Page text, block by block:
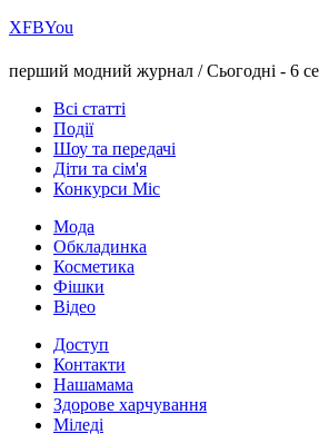
ХFBYou
перший модний журнал /Сьогодні - 6
Всі статті
Події
Шоу та передачі
Діти та сім'я
Конкурси Міс
Мода
Обкладинка
Косметика
Фішки
Відео
Доступ
Контакти
Нашамама
Здорове харчування
Міледі